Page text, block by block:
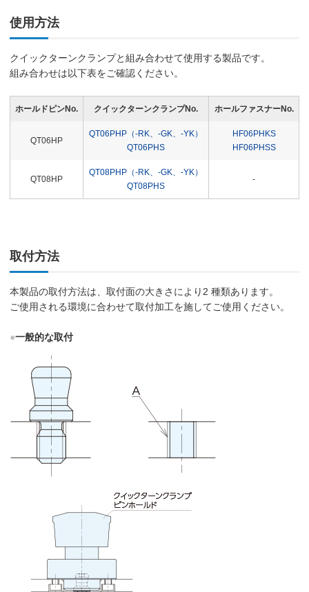
使用方法
クイックターンクランプと組み合わせて使用する製品です。
組み合わせは以下表をご確認ください。
ホールドピンNo. クイックターンクランプNo. ホールファスナーNo.
QT06HP
QT06PHP（-RK、-GK、-YK）
QT06PHS
HF06PHKS
HF06PHSS
QT08HP
QT08PHP（-RK、-GK、-YK）
QT08PHS
-
取付方法
本製品の取付方法は、取付面の大きさにより2 種類あります。
ご使用される環境に合わせて取付加工を施してご使用ください。
●一般的な取付